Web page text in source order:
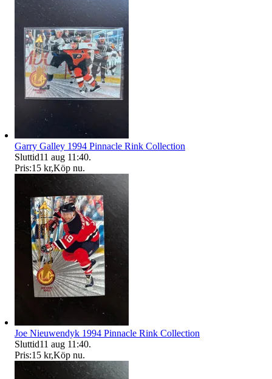
Garry Galley 1994 Pinnacle Rink Collection
Sluttid11 aug 11:40.
Pris:15 kr,Köp nu.
Joe Nieuwendyk 1994 Pinnacle Rink Collection
Sluttid11 aug 11:40.
Pris:15 kr,Köp nu.